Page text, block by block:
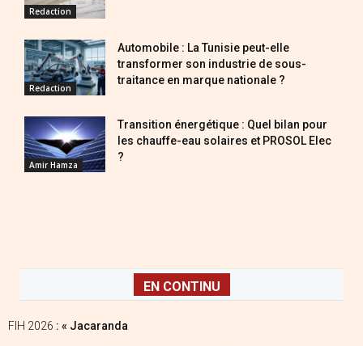
Redaction
Redaction
Automobile : La Tunisie peut-elle
transformer son industrie de sous-
traitance en marque nationale ?
Amir Hamza
Transition énergétique : Quel bilan pour
les chauffe-eau solaires et PROSOL Elec
?
EN CONTINU
FIH 2026 : « Jacaranda